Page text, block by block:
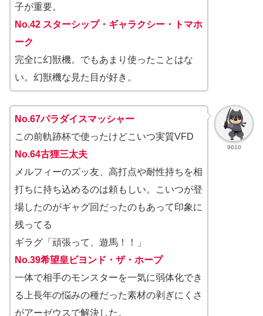
子が重要。
No.42 スターシップ・ギャラクシー・トマホ
ーク
完全に幻獣機。でもあまり使ったことはな
い。幻獣機な見た目が好き。
9610
No.67パラダイスマッシャー
この前軌跡杯で使ったけどこいつ実質VFD
No.64古狸三太夫
メルフィーのズッ友、高打点や耐性持ちを相
打ちに持ち込めるのは頼もしい。こいつが登
場したのがギャグ回だったのもあって印象に
残ってる
ギラグ「頑張って、遊馬！！」
No.39希望皇ビヨンド・ザ・ホープ
一体で相手のモンスターを一気に弱体化でき
る上長年の悩みの種だった素材の剥ぎにくさ
がアーゼウスで解決した。